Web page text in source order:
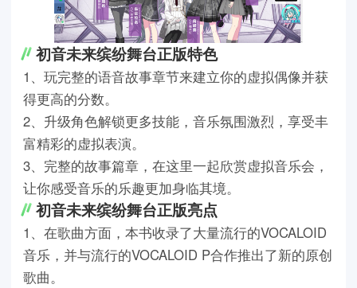
初音未来缤纷舞台正版特色
1、玩完整的语音故事章节来建立你的虚拟偶像并获
得更高的分数。
2、升级角色解锁更多技能，音乐氛围激烈，享受丰
富精彩的虚拟表演。
3、完整的故事篇章，在这里一起欣赏虚拟音乐会，
让你感受音乐的乐趣更加身临其境。
初音未来缤纷舞台正版亮点
1、在歌曲方面，本书收录了大量流行的VOCALOID
音乐，并与流行的VOCALOID P合作推出了新的原创
歌曲。